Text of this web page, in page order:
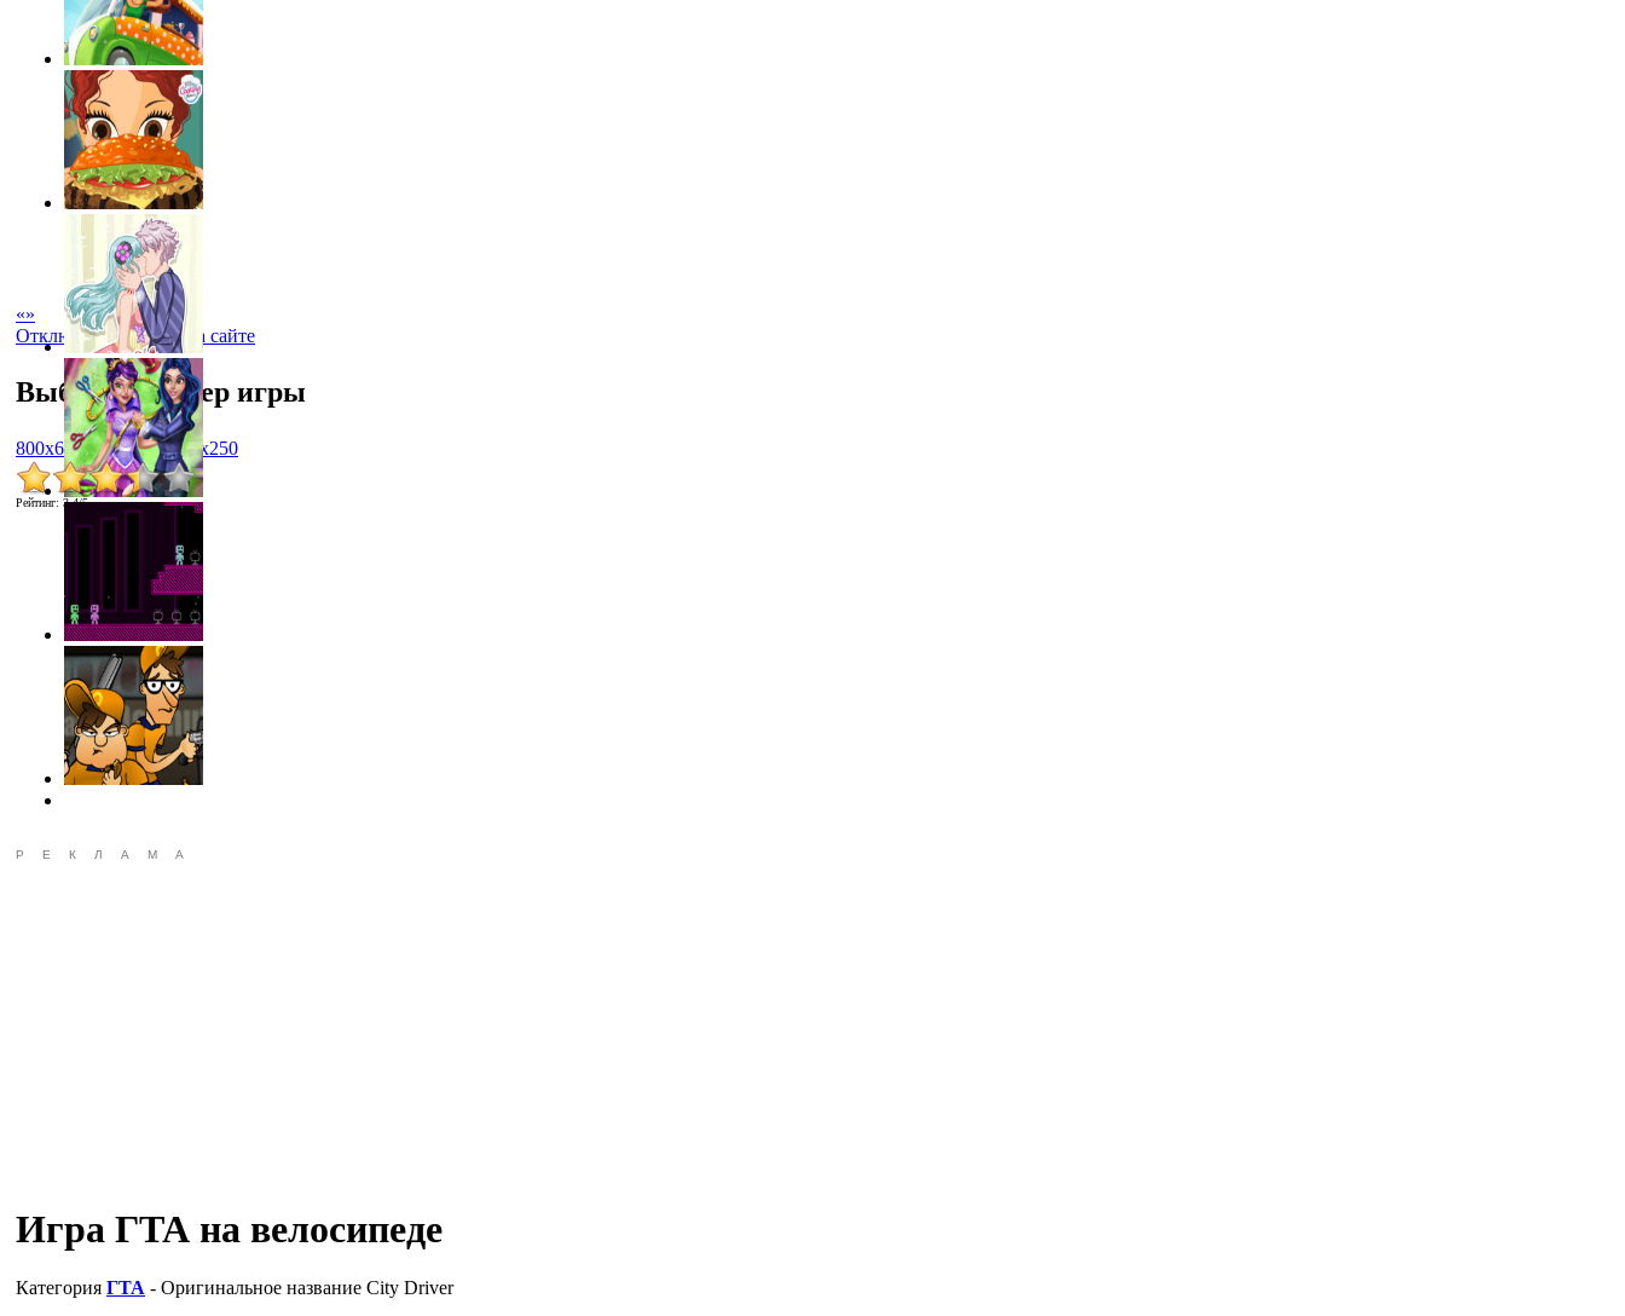
«»
Отключить рекламу на сайте
Выбрать размер игры
800x600 1024x768 450x250
Рейтинг: 3.4/5
РЕКЛАМА
Игра ГТА на велосипеде
Категория ГТА - Оригинальное название City Driver